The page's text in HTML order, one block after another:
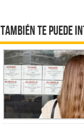
También te puede